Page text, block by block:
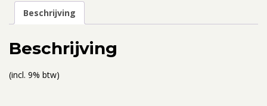
Omgaan
met
27
29
Beschrijving
Beschrijving
(incl. 9% btw)